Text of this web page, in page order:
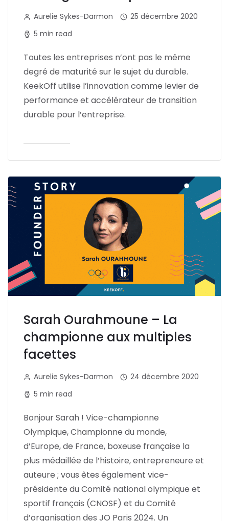
Aurelie Sykes-Darmon
25 décembre 2020
5 min read
Toutes les entreprises n’ont pas le même
degré de maturité sur le sujet du durable.
KeekOff utilise l’innovation comme levier de
performance et accélérateur de transition
durable pour l’entreprise.
Sarah Ourahmoune – La
championne aux multiples
facettes
Aurelie Sykes-Darmon
24 décembre 2020
5 min read
Bonjour Sarah ! Vice-championne
Olympique, Championne du monde,
d’Europe, de France, boxeuse française la
plus médaillée de l’histoire, entrepreneure et
auteure ; vous êtes également vice-
présidente du Comité national olympique et
sportif français (CNOSF) et du Comité
d’organisation des JO Paris 2024. Un